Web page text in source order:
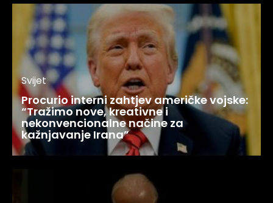
Svijet
Procurio interni zahtjev američke vojske:
“Tražimo nove, kreativne i
nekonvencionalne načine za
kažnjavanje Irana”